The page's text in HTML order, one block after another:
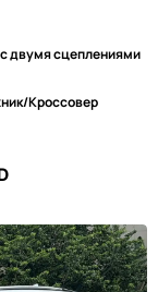
с двумя сцеплениями
Кроссовер